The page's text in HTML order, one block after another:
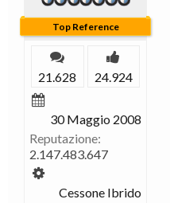
Top Reference
21.628 24.924
30 Maggio 2008
Reputazione:
2.147.483.647
Cessone Ibrido